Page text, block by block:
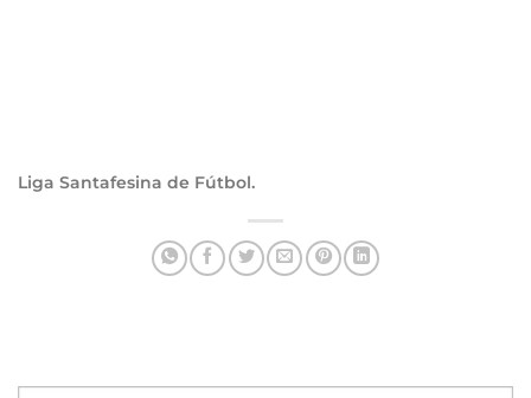
Liga Santafesina de Fútbol.